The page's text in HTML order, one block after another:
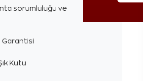
sorumluluğu ve
Garantisi
Kutu